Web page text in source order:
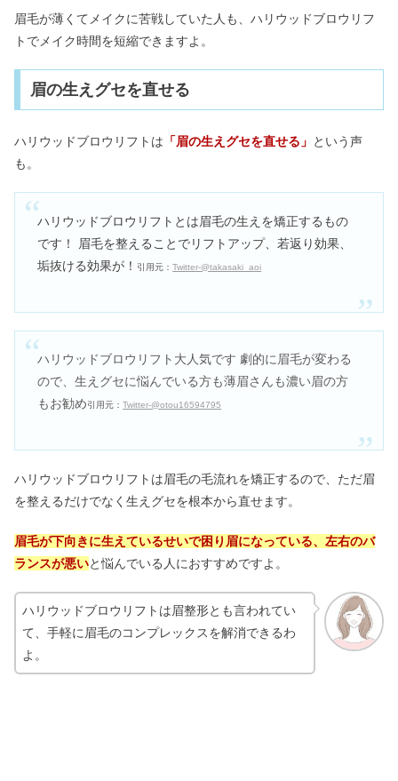
眉毛が薄くてメイクに苦戦していた人も、 ハリウッドブロウリフ
トでメイク時間を短縮できますよ。
眉の生えグセを直せる
ハリウッドブロウリフトは 「眉の生えグセを直せる」 という声
も。
ハリウッドブロウリフトとは眉毛の生えを矯正するもの
です！ 眉毛を整えることでリフトアップ、若返り効果、
垢抜ける効果が！
引用元：Twitter-@takasaki_aoi
ハリウッドブロウリフト大人気です 劇的に眉毛が変わる
ので、生えグセに悩んでいる方も薄眉さんも濃い眉の方
もお勧め引用元：Twitter-@otou16594795
ハリウッドブロウリフトは眉毛の毛流れを矯正するので、ただ眉
を整えるだけでなく生えグセを根本から直せます。
眉毛が下向きに生えているせいで困り眉になっている、左右のバ
ランスが悪いと悩んでいる人におすすめですよ。
ハリウッドブロウリフトは眉整形とも言われてい
て、手軽に眉毛のコンプレックスを解消できるわ
よ。